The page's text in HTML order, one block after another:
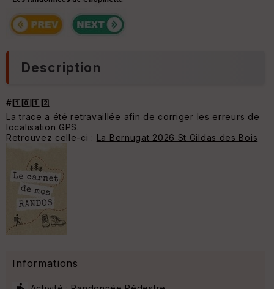
Description
#1️⃣0️⃣1️⃣2️⃣
La trace a été retravaillée afin de corriger les erreurs de
localisation GPS.
Retrouvez celle-ci : La Bernugat 2026 St Gildas des Bois
Informations